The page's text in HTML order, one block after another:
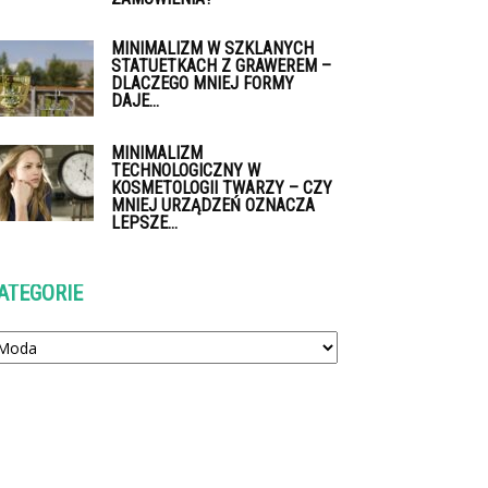
MINIMALIZM W SZKLANYCH
STATUETKACH Z GRAWEREM –
DLACZEGO MNIEJ FORMY
DAJE...
MINIMALIZM
TECHNOLOGICZNY W
KOSMETOLOGII TWARZY – CZY
MNIEJ URZĄDZEŃ OZNACZA
LEPSZE...